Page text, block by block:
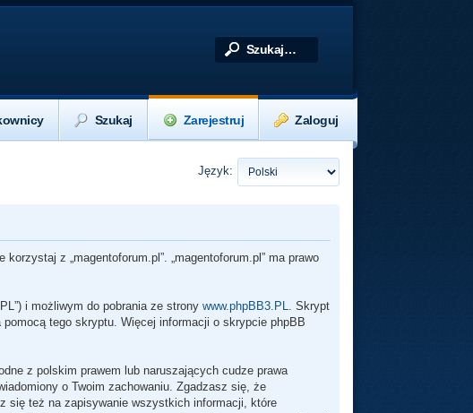
Zaloguj
Zarejestruj
Szukaj
Język:
z „magentoforum.pl”. „magentoforum.pl” ma prawo
i możliwym do pobrania ze stronywww.phpBB3.PL
. Skrypt
tego skryptu. Więcej informacji o skrypcie phpBB
z polskim prawem lub naruszających cudze prawa
o Twoim zachowaniu. Zgadzasz się, że
się też na zapisywanie wszystkich informacji, które